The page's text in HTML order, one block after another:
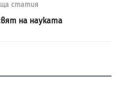
статия
на науката